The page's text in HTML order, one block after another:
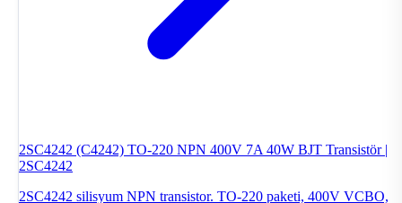
2SC4242 (C4242) TO-220 NPN 400V 7A 40W BJT Transistör |
2SC4242
2SC4242 silisyum NPN transistor. TO-220 paketi, 400V VCBO,